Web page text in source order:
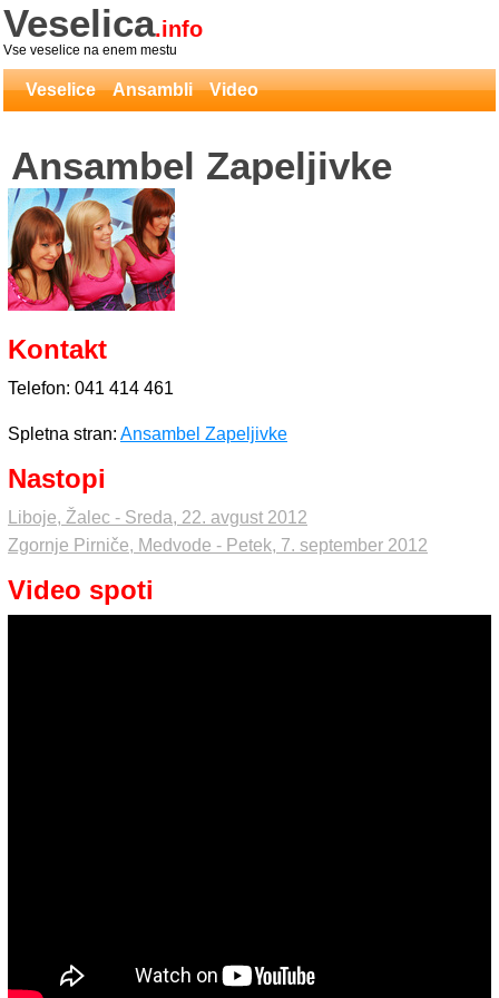
Veselica.info
Vse veselice na enem mestu
Veselice Ansambli Video
Ansambel Zapeljivke
Kontakt
Telefon: 041 414 461
Spletna stran: Ansambel Zapeljivke
Nastopi
Liboje, Žalec - Sreda, 22. avgust 2012
Zgornje Pirniče, Medvode - Petek, 7. september 2012
Video spoti